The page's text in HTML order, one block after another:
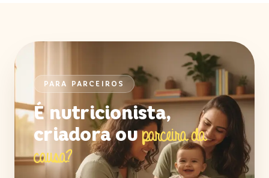
PARA PARCEIROS
É nutricionista,
criadora ou parceira da
causa?